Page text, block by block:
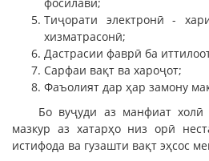
Тиҷорати электронӣ -
хизматрасонӣ;
Дастрасии фаврӣ ба
Сарфаи вақт ва хароҷот;
Фаъолият дар ҳар замону
Бо вуҷуди аз манфиат холӣ
мазкур аз хатарҳо низ орӣ
истифода ва гузашти вақт эҳсос